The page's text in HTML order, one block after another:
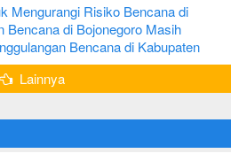
Mengurangi Risiko Bencana di
Bencana di Bojonegoro Masih
Darurat
Bencana di Kabupaten
Lainnya